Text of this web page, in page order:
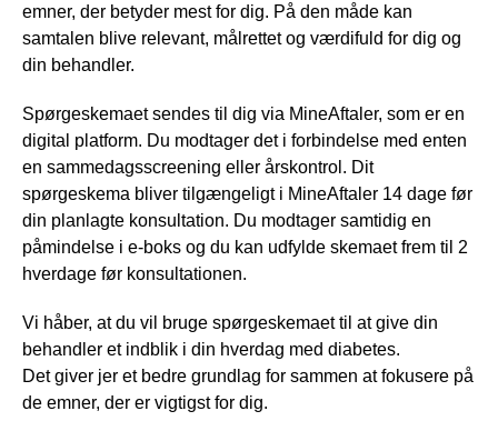
emner, der betyder mest for dig. På den måde kan
samtalen blive relevant, målrettet og værdifuld for dig og
din behandler.
Spørgeskemaet sendes til dig via MineAftaler, som er en
digital platform. Du modtager det i forbindelse med enten
en sammedagsscreening eller årskontrol. Dit
spørgeskema bliver tilgængeligt i MineAftaler 14 dage før
din planlagte konsultation. Du modtager samtidig en
påmindelse i e-boks og du kan udfylde skemaet frem til 2
hverdage før konsultationen.
Vi håber, at du vil bruge spørgeskemaet til at give din
behandler et indblik i din hverdag med diabetes.
Det giver jer et bedre grundlag for sammen at fokusere på
de emner, der er vigtigst for dig.